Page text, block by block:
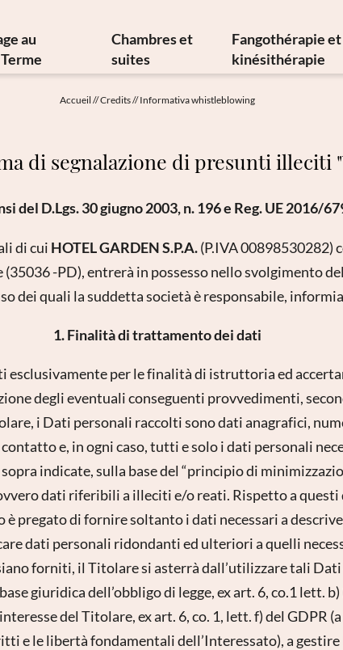
au
et d’art
Chambres et
suites
Offres
Galerie d’images
Réservation
Demande
Bons cadeaux
Fangothérapie et
kinésithérapie
Physiatre
Demande de
Accueil //Credits//Informativa whistleblowing
di segnalazione di presunti illeciti
del D.Lgs. 30 giugno 2003, n. 196 e Reg. UE 2016/
di cui HOTEL GARDEN S.P.A.(P.IVA 00898530282)
-PD), entrerà in possesso nello svolgimento
dei quali la suddetta società è responsabile,
1. Finalità di trattamento dei dati
esclusivamente per le finalità di istruttoria ed
degli eventuali conseguenti provvedimenti,
i Dati personali raccolti sono dati anagrafici,
e, in ogni caso, tutti e solo i dati personali
indicate, sulla base del “principio di
dati riferibili a illeciti e/o reati. Rispetto a
è pregato di fornire soltanto i dati necessari a
dati personali ridondanti ed ulteriori a quelli
forniti, il Titolare si asterrà dall’utilizzare tali
giuridica dell’obbligo di legge, ex art. 6, co.1 lett. b)
del Titolare, ex art. 6, co. 1, lett. f) del GDPR
e le libertà fondamentali dell’Interessato), a